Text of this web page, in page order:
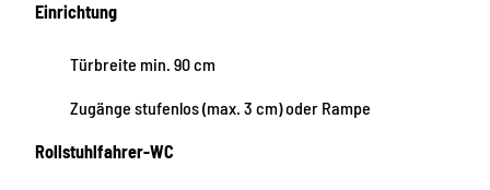
Einrichtung
Türbreite min. 90 cm
Zugänge stufenlos (max. 3 cm) oder Rampe
Rollstuhlfahrer-WC